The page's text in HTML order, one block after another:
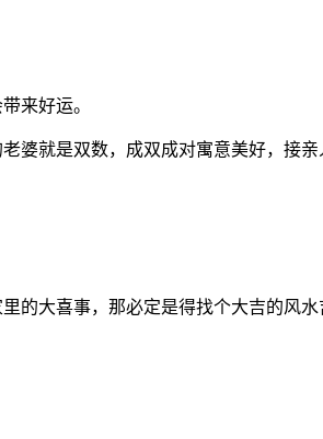
来好运。
就是双数，成双成对寓意美好，接亲
的大喜事，那必定是得找个大吉的风